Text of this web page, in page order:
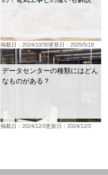
掲載日：2024/10/30更新日：2025/5/19
データセンターの種類にはどん
なものがある？
掲載日：2024/12/3更新日：2024/12/3